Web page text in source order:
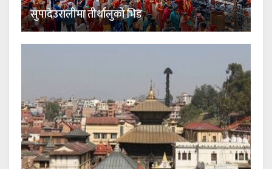
सुपादेउरालीमा तीर्थालुको भिड